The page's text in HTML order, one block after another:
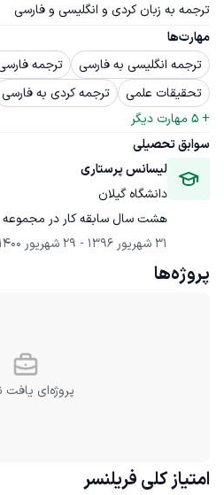
ترجمه به زبان کردی و انگلیسی و فارسی
مهارت‌ها
ترجمه انگلیسی به فارسی
ترجمه
تحقیقات علمی
ترجمه کردی به فارسی
+
5 مهارت دیگر
سوابق تحصیلی
لیسانس پرستاری
دانشگاه گیلان
هشت سال سابقه کار در
31 شهریور 1396
- 29 شهریور 1400
پروژه‌ها
پروژه‌ای
امتیاز کلی فریلنسر